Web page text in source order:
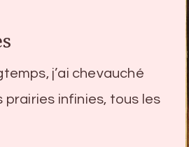
j’ai chevauché
prairies infinies, tous les